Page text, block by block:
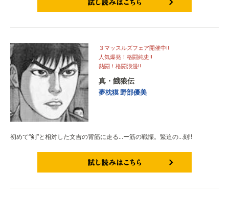
３マッスルズフェア開催中!!
人気爆発！格闘純史!!
熱闘！格闘浪漫!!
真・餓狼伝
夢枕獏野部優美
初めて“剣”と相対した文吉の背筋に走る…ー筋の戦慄。緊迫の…刻!!